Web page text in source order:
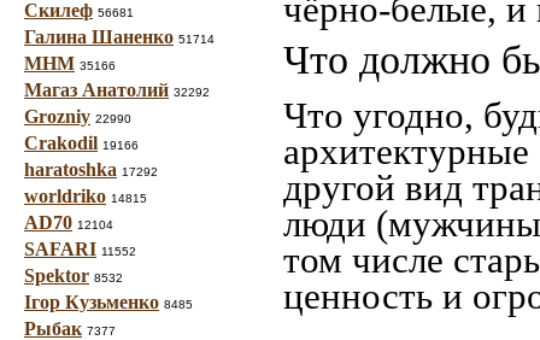
Скилеф 56681
Галина Шаненко 51714
МНМ 35166
Магаз Анатолий 32292
Grozniy 22990
Crakodil 19166
haratoshka 17292
worldriko 14815
AD70 12104
SAFARI 11552
Spektor 8532
Ігор Кузьменко 8485
Рыбак 7377
чёрно-белые, и
Что должно
Что угодно,
другой вид
люди
том числе
ценность и